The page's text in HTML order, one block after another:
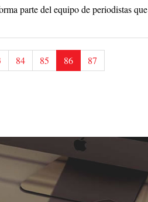
parte del equipo de periodistas que
84 85 86
87